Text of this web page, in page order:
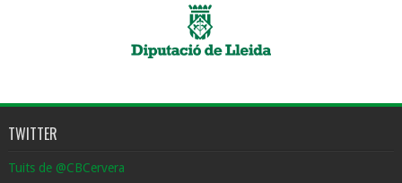
TWITTER
Tuits de @CBCervera